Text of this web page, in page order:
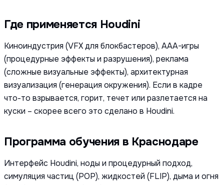
Где применяется Houdini
Киноиндустрия (VFX для блокбастеров), AAA-игры
(процедурные эффекты и разрушения), реклама
(сложные визуальные эффекты), архитектурная
визуализация (генерация окружения). Если в кадре
что-то взрывается, горит, течет или разлетается на
куски – скорее всего это сделано в Houdini.
Программа обучения в Краснодаре
Интерфейс Houdini, ноды и процедурный подход,
симуляция частиц (POP), жидкостей (FLIP), дыма и огня